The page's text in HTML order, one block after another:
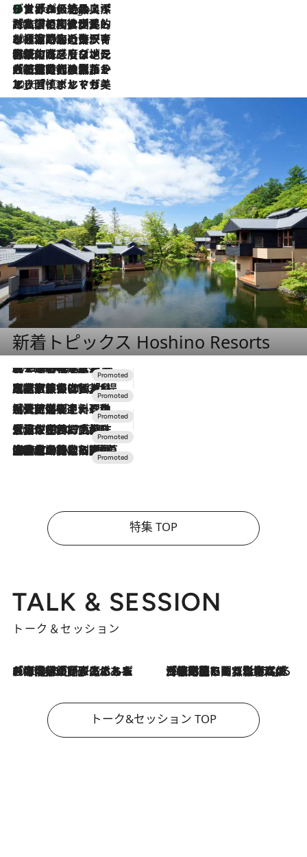
4 Hours Ago
リスボンの絶品スイーツ「パステル・デ・ナタ」とは？ポルトガル伝統の奥深い世界へ
2026.7.27
「私の祖国はポルトガル語です」国民的詩人フェルナンド・ペソアと、彼が愛した文学の街を歩く
2026.7.26
ポルトガル近海が育む極上の海の幸。キリリと冷えた白ワインと愉しむ、シーフード専門店の贅沢
2026.7.22
伝統の味をモダンに昇華。高感度な地元客が集う、リスボンの最旬ガストロノミー
2026.7.21
大航海時代の栄華から、震災、独裁、そして革命へ。ポルトガル・首都リスボンの石畳に刻まれた「歴史の光と影」
2026.7.13
エッセイ・ヤマザキマリ「慎ましくも美しき国 ポルトガル」
新着トピックス Hoshino Resorts
2026.8.7
【トンボの足水浴】ヒノキの香りに包まれて涼感マックス！約13℃の湧水かけ流しを避暑地「星野温泉 トンボの湯」で体験
2026.7.31
【ホテル帰省】という選択肢をOMOが提案。家族とほどよい距離を保つには「昼は実家、夜は気兼ねなくホテルで！」
2026.7.24
【夏限定ディナーコース】旬を迎える稚鮎や花ズッキーニなどをイタリア・トスカーナの郷土料理の手法で満喫！
2026.7.17
「土佐和ハーブかき氷」がOMO7高知に登場！生姜、山椒、大葉など目にも舌にも涼を呼ぶ郷土の味
2026.7.10
NEW OPEN！【界 草津】名湯の地に誕生。趣の異なる2種の温泉と上州ならではの会席・蕎麦割烹など美食を味わう究極の癒やし旅
特集 TOP
TALK & SESSION
トーク＆セッション
2026.8.3
「今後値上げがあるとすれば…」「リスクがあるのは今年の冬」エネルギー専門家が語る、ホルムズ海峡封鎖が家庭にもたらす“ある心配” 2026.8.3
「住宅建てられない…」「サーチャージ料の高値が続いている」ホルムズ海峡封鎖による影響はいつまで続く？《エネルギー専門家に聞く“どうなる日本の暮らし”》
トーク&セッション TOP